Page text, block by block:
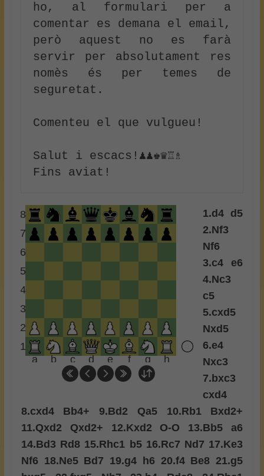
ho, al formulari per a
comentar es demana el email,
però aquest no es farà
servir per absolutament res
nomès és per temes de
seguretat.
Comenteu el que vulgueu!
Salut i escacs!♟♟♚♛♖♗
1
2
3
4
5
6
7
8
a b c d e f g h
1.d4
d5
2.Nf3
Nf6
3.c4
e6
4.Nc3
c5
5.cxd5
Nxd5
6.e4
Nxc3
7. bxc3
cxd4
8.cxd4 Bb4+ 9.Bd2 Qa5 10.Rb1
Bxd2+
11.Qxd2 Qxd2+ 12.Kxd2 O-O 13.Bb5
a6
14.Bd3 Rd8 15.Rhc1 b5 16.Rc7 Nd7 17.Ke3
Nf6 18.Ne5 Bd7 19.g4 h6 20.f4 Be8 21.g5